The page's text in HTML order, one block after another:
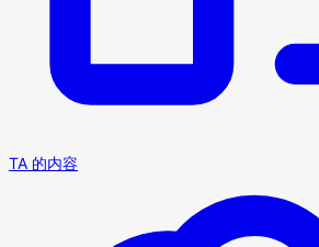
TA 的内容